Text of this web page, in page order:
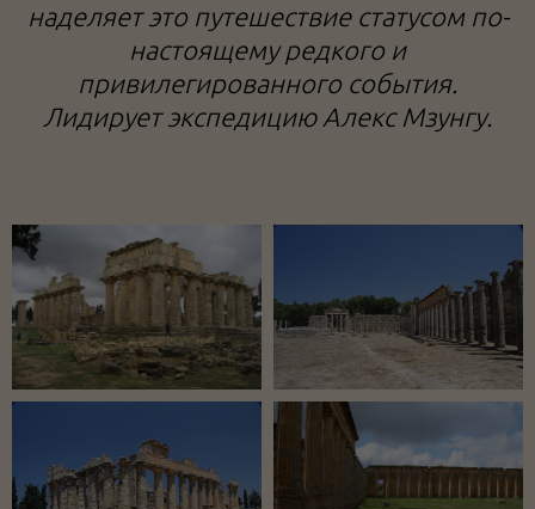
наделяет это путешествие статусом по-
настоящему редкого и
привилегированного события.
Лидирует экспедицию Алекс Мзунгу.